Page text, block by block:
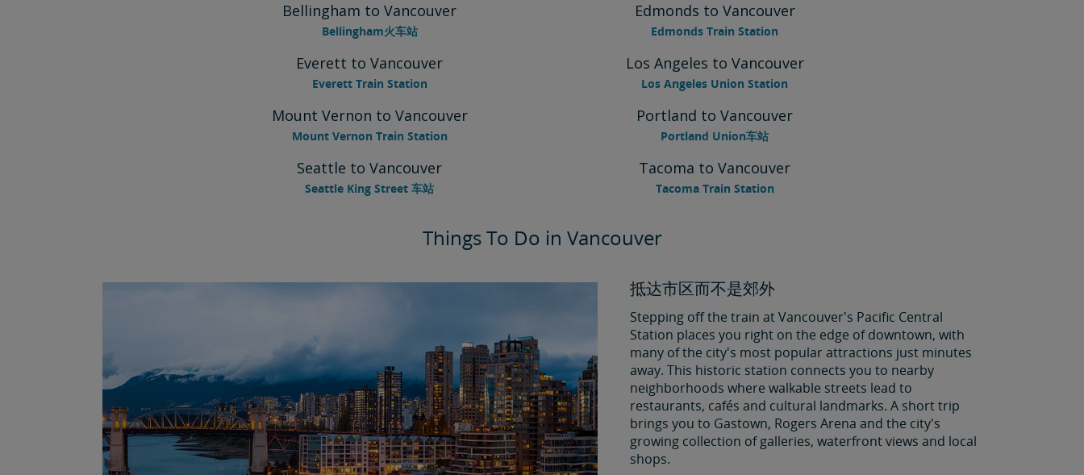
Bellingham to Vancouver
Bellingham火车站
Edmonds to Vancouver
Edmonds Train Station
Everett to Vancouver
Everett Train Station
Los Angeles to Vancouver
Los Angeles Union Station
Mount Vernon to Vancouver
Mount Vernon Train Station
Portland to Vancouver
Portland Union车站
Seattle to Vancouver
Seattle King Street 车站
Tacoma to Vancouver
Tacoma Train Station
Things To Do in Vancouver
抵达市区而不是郊外
Stepping off the train at Vancouver's Pacific Central
Station places you right on the edge of downtown, with
many of the city's most popular attractions just minutes
away. This historic station connects you to nearby
neighborhoods where walkable streets lead to
restaurants, cafés and cultural landmarks. A short trip
brings you to Gastown, Rogers Arena and the city's
growing collection of galleries, waterfront views and local
shops.